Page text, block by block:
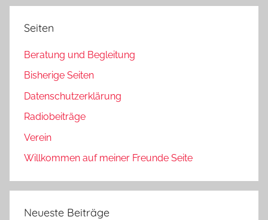
Seiten
Beratung und Begleitung
Bisherige Seiten
Datenschutzerklärung
Radiobeiträge
Verein
Willkommen auf meiner Freunde Seite
Neueste Beiträge